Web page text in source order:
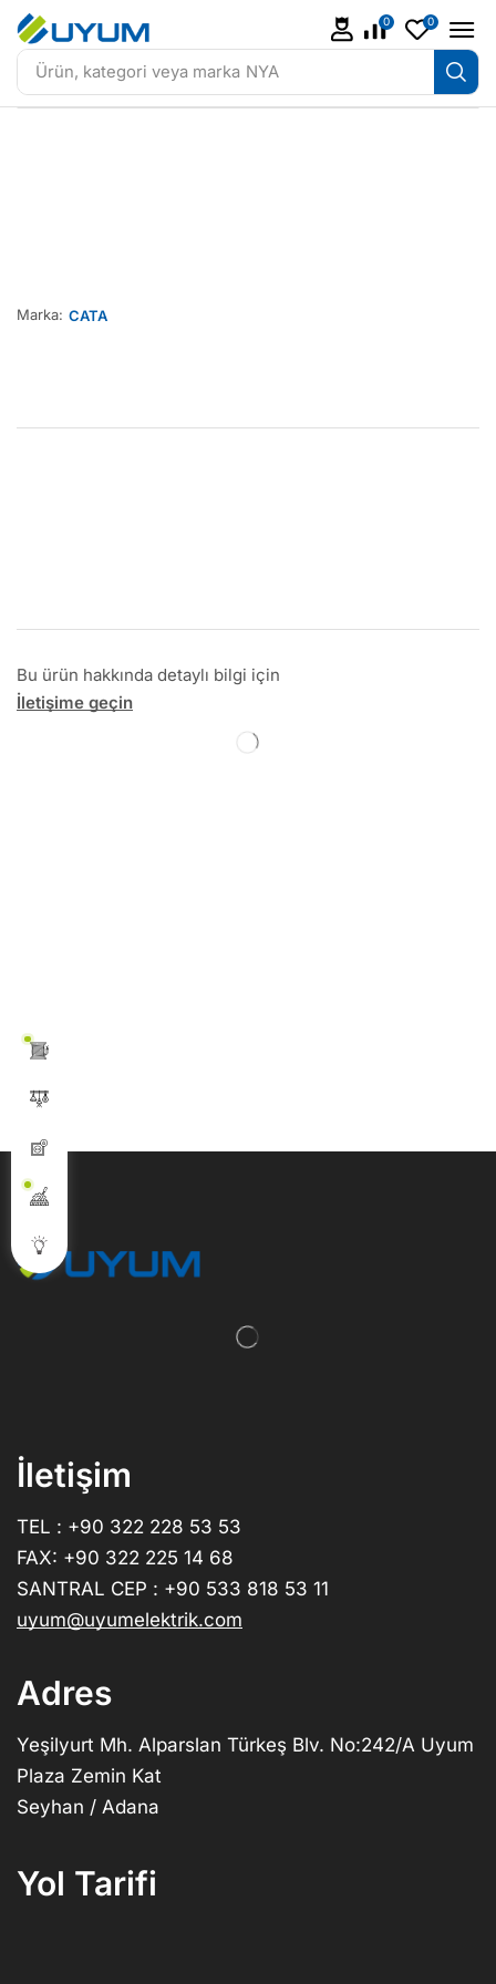
Ürün, kategori veya marka NYA
0 0
Marka: CATA
Bu ürün hakkında detaylı bilgi için
İletişime geçin
İletişim
TEL : +90 322 228 53 53
FAX: +90 322 225 14 68
SANTRAL CEP : +90 533 818 53 11
uyum@uyumelektrik.com
Adres
Yeşilyurt Mh. Alparslan Türkeş Blv. No:242/A Uyum
Plaza Zemin Kat
Seyhan / Adana
Yol Tarifi